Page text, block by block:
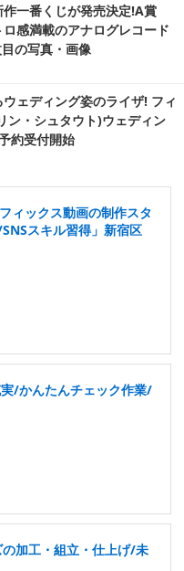
作一番くじが発売決定!A賞
感満載のアナログレコード
の写真・画像
ェディング姿のライザ! フィ
ン・シュタウト)ウェディン
約受付開始
ィックス動画の制作スタ
スキル習得」新宿区
/かんたんチェック作業/
加工・組立・仕上げ/未